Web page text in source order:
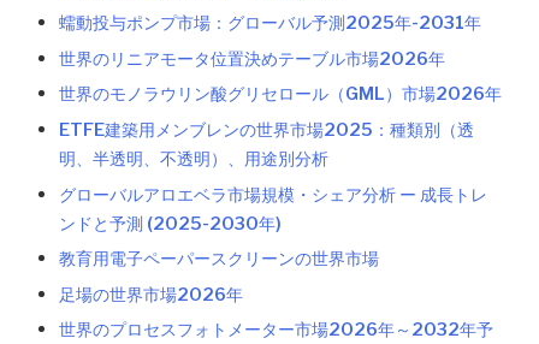
蠕動投与ポンプ市場：グローバル予測2025年-2031年
世界のリニアモータ位置決めテーブル市場2026年
世界のモノラウリン酸グリセロール（GML）市場2026年
ETFE建築用メンブレンの世界市場2025：種類別（透
明、半透明、不透明）、用途別分析
グローバルアロエベラ市場規模・シェア分析 ー 成長トレ
ンドと予測 (2025-2030年)
教育用電子ペーパースクリーンの世界市場
足場の世界市場2026年
世界のプロセスフォトメーター市場2026年～2032年予